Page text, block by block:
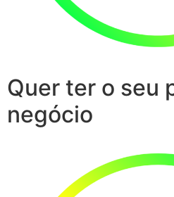
Quer ter o seu
negócio